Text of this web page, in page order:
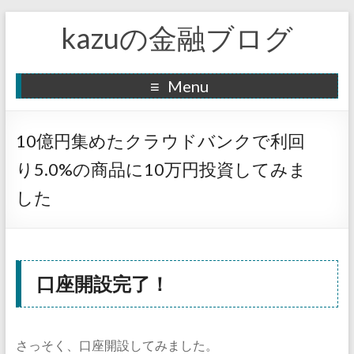
kazuの金融ブログ
Menu
10億円集めたクラウドバンクで利回
り5.0%の商品に10万円投資してみま
した
口座開設完了！
さっそく、口座開設してみました。